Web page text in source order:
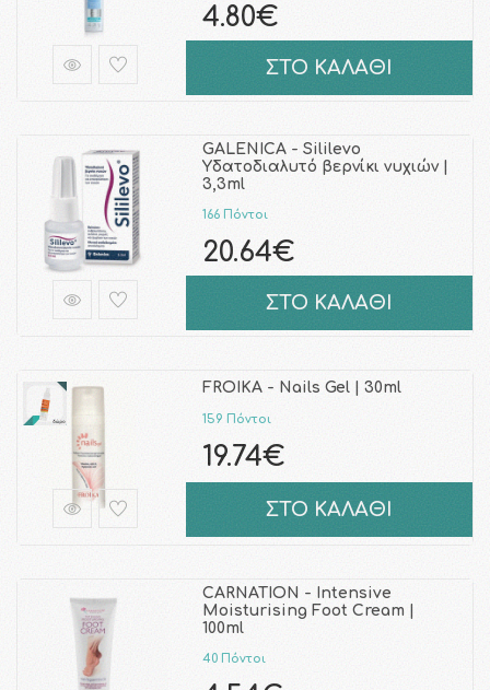
4.80€
ΣΤΟ ΚΑΛΑΘΙ
GALENICA - Sililevo
Υδατοδιαλυτό βερνίκι νυχιών |
3,3ml
166 Πόντοι
20.64€
ΣΤΟ ΚΑΛΑΘΙ
FROIKA - Nails Gel | 30ml
159 Πόντοι
19.74€
ΣΤΟ ΚΑΛΑΘΙ
CARNATION - Intensive
Moisturising Foot Cream |
100ml
40 Πόντοι